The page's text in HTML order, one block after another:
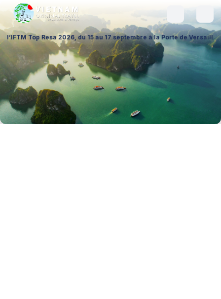
2026, du 15 au 17 septembre à la Porte de Versailles (Hall 1 –